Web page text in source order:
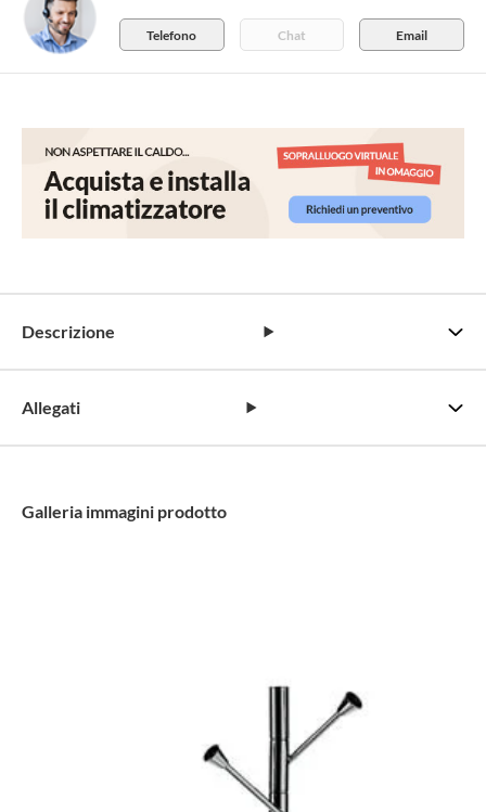
Telefono Chat Email
Descrizione
Allegati
Galleria immagini prodotto